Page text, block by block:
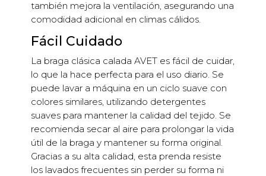
también mejora la ventilación, asegurando una
comodidad adicional en climas cálidos.
Fácil Cuidado
La braga clásica calada AVET es fácil de cuidar,
lo que la hace perfecta para el uso diario. Se
puede lavar a máquina en un ciclo suave con
colores similares, utilizando detergentes
suaves para mantener la calidad del tejido. Se
recomienda secar al aire para prolongar la vida
útil de la braga y mantener su forma original.
Gracias a su alta calidad, esta prenda resiste
los lavados frecuentes sin perder su forma ni